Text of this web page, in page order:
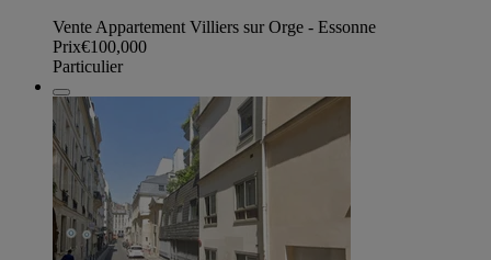
Vente Appartement Villiers sur Orge - Essonne
Prix€100,000
Particulier